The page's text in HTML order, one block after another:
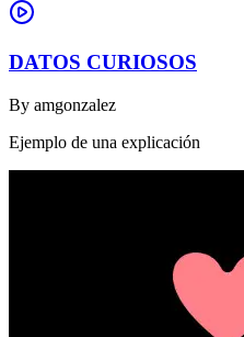
DATOS CURIOSOS
By amgonzalez
Ejemplo de una explicación